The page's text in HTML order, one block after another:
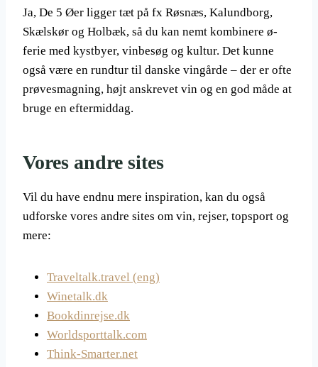
Ja, De 5 Øer ligger tæt på fx Røsnæs, Kalundborg,
Skælskør og Holbæk, så du kan nemt kombinere ø-
ferie med kystbyer, vinbesøg og kultur. Det kunne
også være en rundtur til danske vingårde – der er ofte
prøvesmagning, højt anskrevet vin og en god måde at
bruge en eftermiddag.
Vores andre sites
Vil du have endnu mere inspiration, kan du også
udforske vores andre sites om vin, rejser, topsport og
mere:
Traveltalk.travel (eng)
Winetalk.dk
Bookdinrejse.dk
Worldsporttalk.com
Think-Smarter.net